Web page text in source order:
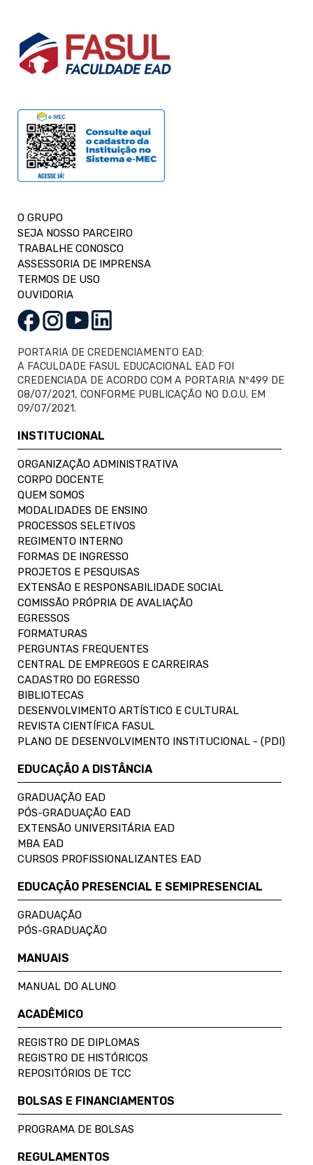
O GRUPO
SEJA NOSSO PARCEIRO
TRABALHE CONOSCO
ASSESSORIA DE IMPRENSA
TERMOS DE USO
OUVIDORIA
PORTARIA DE CREDENCIAMENTO EAD:
A FACULDADE FASUL EDUCACIONAL EAD FOI
CREDENCIADA DE ACORDO COM A PORTARIA Nº499 DE
08/07/2021, CONFORME PUBLICAÇÃO NO D.O.U. EM
09/07/2021.
INSTITUCIONAL
ORGANIZAÇÃO ADMINISTRATIVA
CORPO DOCENTE
QUEM SOMOS
MODALIDADES DE ENSINO
PROCESSOS SELETIVOS
REGIMENTO INTERNO
FORMAS DE INGRESSO
PROJETOS E PESQUISAS
EXTENSÃO E RESPONSABILIDADE SOCIAL
COMISSÃO PRÓPRIA DE AVALIAÇÃO
EGRESSOS
FORMATURAS
PERGUNTAS FREQUENTES
CENTRAL DE EMPREGOS E CARREIRAS
CADASTRO DO EGRESSO
BIBLIOTECAS
DESENVOLVIMENTO ARTÍSTICO E CULTURAL
REVISTA CIENTÍFICA FASUL
PLANO DE DESENVOLVIMENTO INSTITUCIONAL - (PDI)
EDUCAÇÃO A DISTÂNCIA
GRADUAÇÃO EAD
PÓS-GRADUAÇÃO EAD
EXTENSÃO UNIVERSITÁRIA EAD
MBA EAD
CURSOS PROFISSIONALIZANTES EAD
EDUCAÇÃO PRESENCIAL E SEMIPRESENCIAL
GRADUAÇÃO
PÓS-GRADUAÇÃO
MANUAIS
MANUAL DO ALUNO
ACADÊMICO
REGISTRO DE DIPLOMAS
REGISTRO DE HISTÓRICOS
REPOSITÓRIOS DE TCC
BOLSAS E FINANCIAMENTOS
PROGRAMA DE BOLSAS
REGULAMENTOS